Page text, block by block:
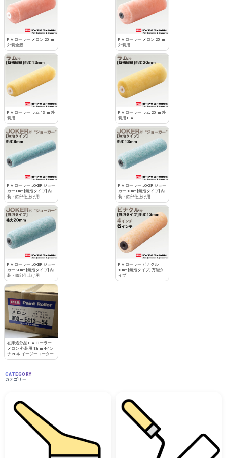
PIA ローラー メロン 20mm
外装全般
PIA ローラー メロン 25mm
外装用
PIA ローラー ラム 13mm 外
装用
PIA ローラー ラム 20mm 外
装用 PIA
PIA ローラー JOKER ジョー
カー 8mm [無泡タイプ] 内
装・鉄部仕上げ用
PIA ローラー JOKER ジョー
カー 13mm [無泡タイプ] 内
装・鉄部仕上げ用
PIA ローラー JOKER ジョー
カー 20mm [無泡タイプ] 内
装・鉄部仕上げ用
PIA ローラー ピナクル
13mm [無泡タイプ] 万能タ
イプ
在庫処分品 PIA ローラー
メロン 外装用 13mm 4イン
チ 50本 イージーコーター
CATEGORY
カテゴリー